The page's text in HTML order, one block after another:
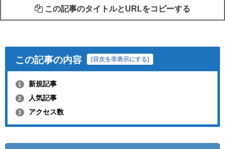
この記事のタイトルとURLをコピーする
この記事の内容 [ 目次を非表示にする]
1 新規記事
2 人気記事
3 アクセス数